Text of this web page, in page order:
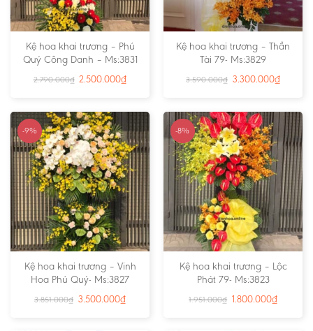
Kệ hoa khai trương – Phú
Quý Công Danh – Ms:3831
2.790.000₫ 2.500.000₫
Kệ hoa khai trương – Thần
Tài 79- Ms:3829
3.590.000₫ 3.300.000₫
-9%
Kệ hoa khai trương – Vinh
Hoa Phú Quý- Ms:3827
3.851.000₫ 3.500.000₫
-8%
Kệ hoa khai trương – Lộc
Phát 79- Ms:3823
1.951.000₫ 1.800.000₫